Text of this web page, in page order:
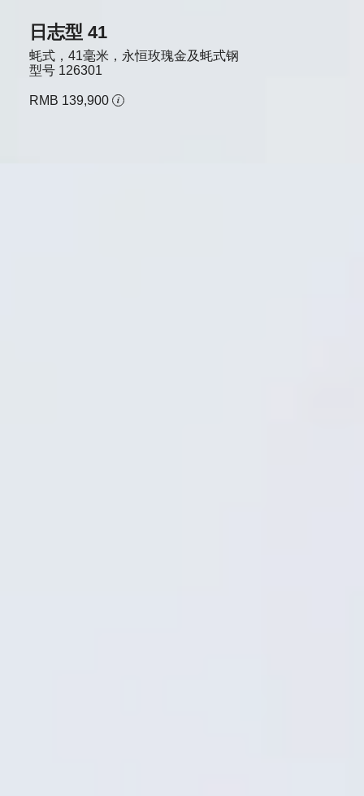
日志型 41
蚝式，41毫米，永恒玫瑰金及蚝式钢
型号 126301
RMB 139,900